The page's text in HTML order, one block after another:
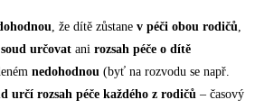
, že dítě zůstane v péči obou rodičů,
soud určovat ani rozsah péče o dítě
nedohodnou (byť na rozvodu se např.
určí rozsah péče každého z rodičů – časový